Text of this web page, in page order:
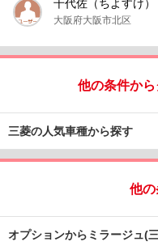
千代佐（ちよすけ）
大阪府大阪市北区
他の条件か
三菱の人気車種から探す
他
オプションからミラージュ(